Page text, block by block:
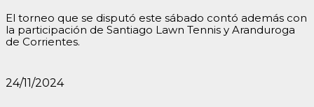
El torneo que se disputó este sábado contó además con
la participación de Santiago Lawn Tennis y Aranduroga
de Corrientes.
24/11/2024